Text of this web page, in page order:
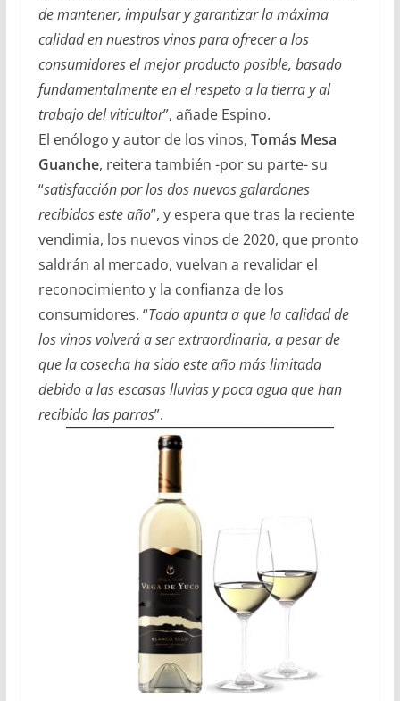
de mantener, impulsar y garantizar la máxima
calidad en nuestros vinos para ofrecer a los
consumidores el mejor producto posible, basado
fundamentalmente en el respeto a la tierra y al
trabajo del viticultor”, añade Espino.
El enólogo y autor de los vinos, Tomás Mesa
Guanche, reitera también -por su parte- su
“satisfacción por los dos nuevos galardones
recibidos este año”, y espera que tras la reciente
vendimia, los nuevos vinos de 2020, que pronto
saldrán al mercado, vuelvan a revalidar el
reconocimiento y la confianza de los
consumidores. “Todo apunta a que la calidad de
los vinos volverá a ser extraordinaria, a pesar de
que la cosecha ha sido este año más limitada
debido a las escasas lluvias y poca agua que han
recibido las parras”.